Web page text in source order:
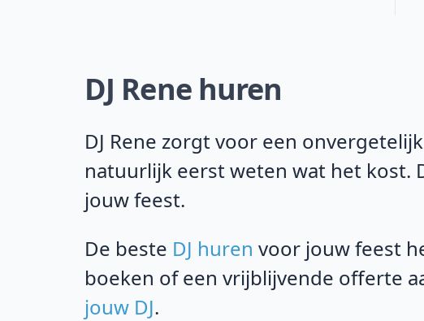
DJ Rene huren
DJ Rene zorgt voor een
natuurlijk eerst weten wat het kost.
jouw feest.
De beste DJ huren voor jouw feest
boeken of een vrijblijvende offerte
jouw DJ.